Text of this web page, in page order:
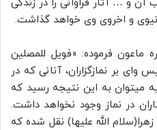
آن و … آثار فراوانی را در زندگی
و اخروی وی خواهد گذاشت.
ماعون فرموده: «فویل للمصلین
بر نمازگزاران، آنانی که در
میتوان به این نتیجه رسید که
در نماز وجود نخواهد داشت.
الله علیها) نقل شده که